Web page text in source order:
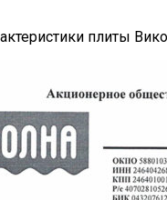
плиты